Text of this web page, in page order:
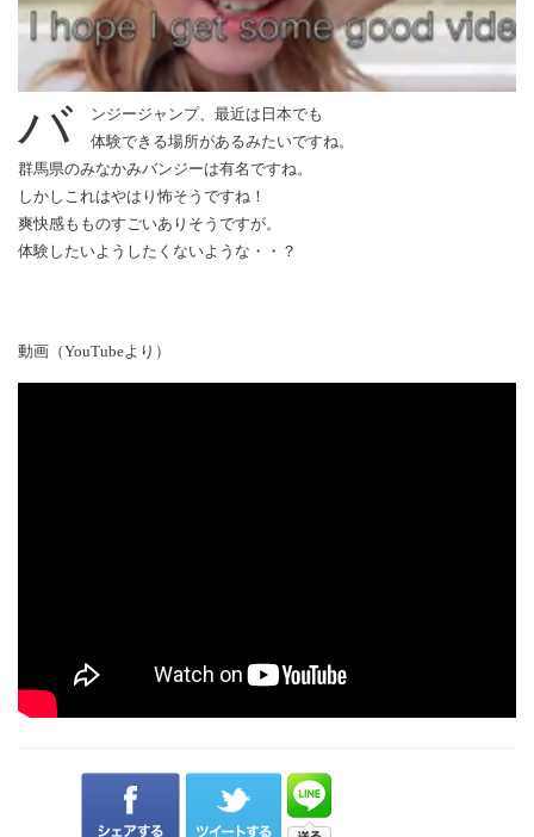
バ
ンジージャンプ、最近は日本でも
体験できる場所があるみたいですね。
群馬県のみなかみバンジーは有名ですね。
しかしこれはやはり怖そうですね！
爽快感もものすごいありそうですが。
体験したいようしたくないような・・？
動画（YouTubeより）